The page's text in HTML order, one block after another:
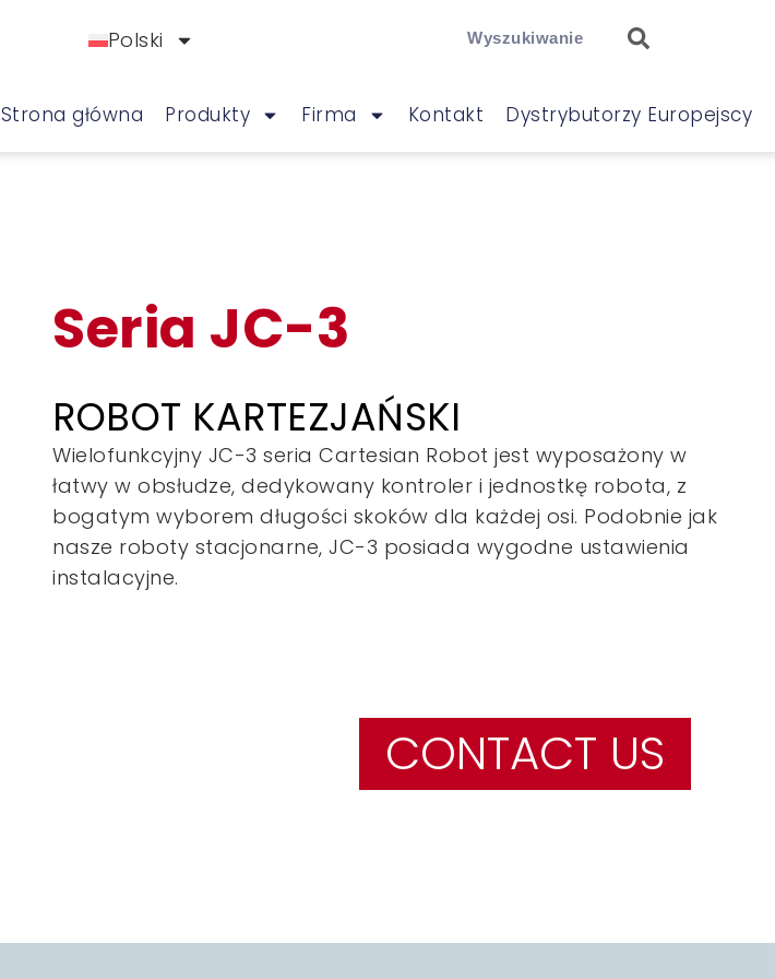
Polski
Strona główna Produkty Firma Kontakt Dystrybutorzy Europejscy
Seria JC-3
ROBOT KARTEZJAŃSKI
Wielofunkcyjny JC-3 seria Cartesian Robot jest wyposażony w
łatwy w obsłudze, dedykowany kontroler i jednostkę robota, z
bogatym wyborem długości skoków dla każdej osi. Podobnie jak
nasze roboty stacjonarne, JC-3 posiada wygodne ustawienia
instalacyjne.
CONTACT US